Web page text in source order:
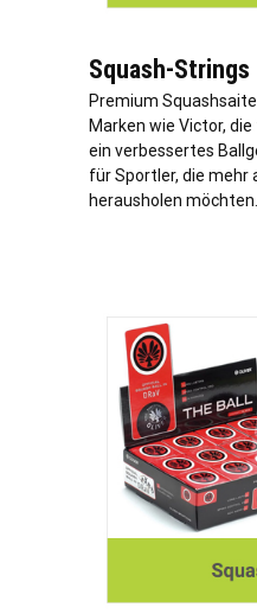
Squash-Strings
Premium
Marken wie Victor,
ein verbessertes
für Sportler, die mehr
herausholen möchten.